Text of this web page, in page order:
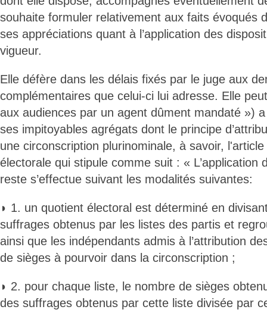
souhaite formuler relativement aux faits évoqués
ses appréciations quant à l’application des
vigueur.
Elle défère dans les délais fixés par le juge aux
complémentaires que celui-ci lui adresse. Elle
aux audiences par un agent dûment mandaté »)
ses impitoyables agrégats dont le principe
une circonscription plurinominale, à savoir,
électorale qui stipule comme suit : « L’application
reste s’effectue suivant les modalités suivantes:
◗ 1. un quotient électoral est déterminé en
suffrages obtenus par les listes des partis et
ainsi que les indépendants admis à l’attribution
de sièges à pourvoir dans la circonscription ;
◗ 2. pour chaque liste, le nombre de sièges
des suffrages obtenus par cette liste divisée par